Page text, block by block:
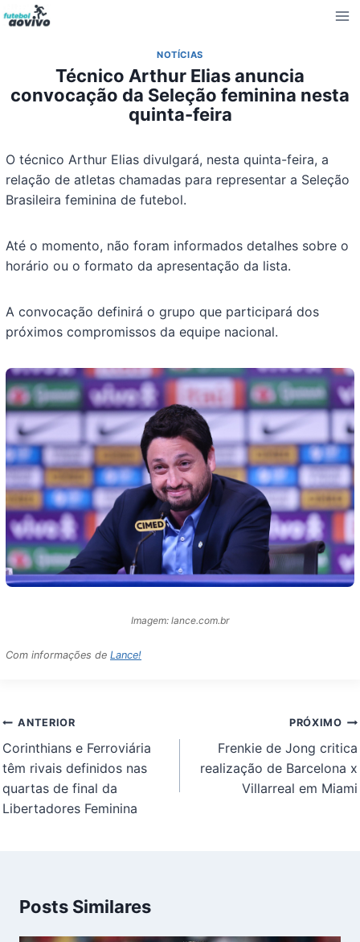
Pular
para
Conteúdo
NOTÍCIAS
Técnico Arthur Elias anuncia
convocação da Seleção feminina nesta
quinta-feira
O técnico Arthur Elias divulgará, nesta quinta-feira, a
relação de atletas chamadas para representar a Seleção
Brasileira feminina de futebol.
Até o momento, não foram informados detalhes sobre o
horário ou o formato da apresentação da lista.
A convocação definirá o grupo que participará dos
próximos compromissos da equipe nacional.
Imagem: lance.com.br
Com informações deLance!
Navegação
de
Post
ANTERIOR
Corinthians e Ferroviária
têm rivais definidos nas
quartas de final da
Libertadores Feminina
PRÓXIMO
Frenkie de Jong critica
realização de Barcelona x
Villarreal em Miami
Posts Similares